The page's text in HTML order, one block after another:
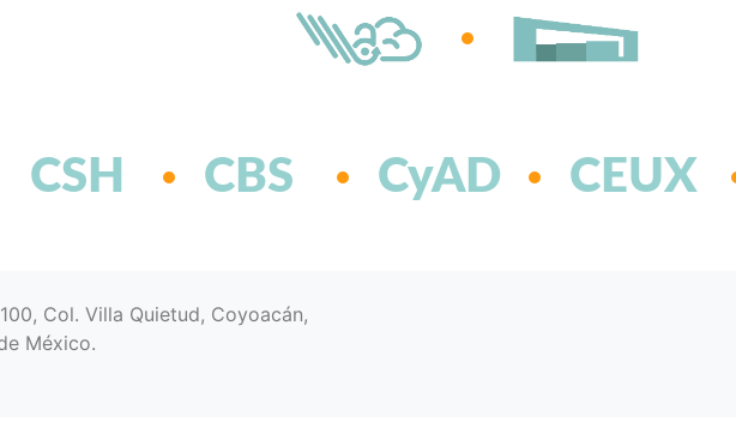
CSH CBS CyAD CEUX
Col. Villa Quietud, Coyoacán,
México.